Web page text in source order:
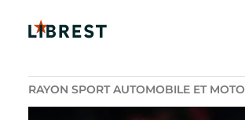
RAYON SPORT AUTOMOBILE ET MOTO